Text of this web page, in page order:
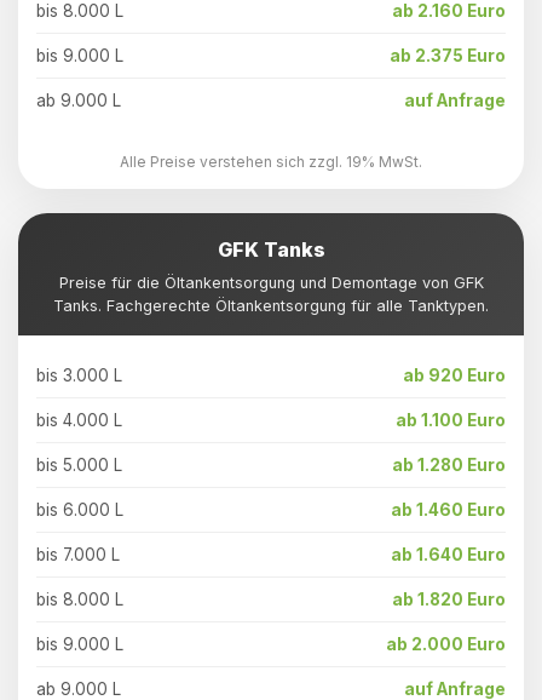
bis 8.000 L ab 2.160 Euro
bis 9.000 L ab 2.375 Euro
ab 9.000 L auf Anfrage
Alle Preise verstehen sich zzgl. 19% MwSt.
GFK Tanks
Preise für die Öltankentsorgung und Demontage von GFK
Tanks. Fachgerechte Öltankentsorgung für alle Tanktypen.
bis 3.000 L ab 920 Euro
bis 4.000 L ab 1.100 Euro
bis 5.000 L ab 1.280 Euro
bis 6.000 L ab 1.460 Euro
bis 7.000 L ab 1.640 Euro
bis 8.000 L ab 1.820 Euro
bis 9.000 L ab 2.000 Euro
ab 9.000 L auf Anfrage